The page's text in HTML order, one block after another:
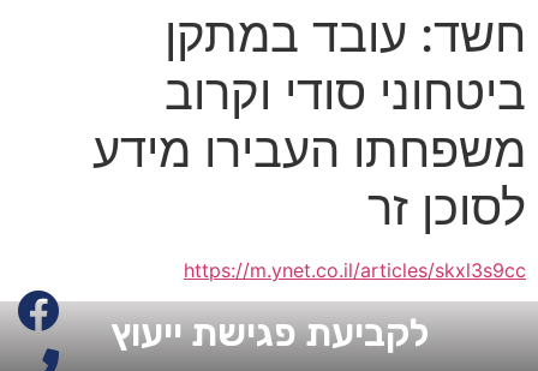
חשד: עובד במתקן
ביטחוני סודי וקרוב
משפחתו העבירו מידע
לסוכן זר
https://m.ynet.co.il/articles/skxl3s9cc
לקביעת פגישת ייעוץ